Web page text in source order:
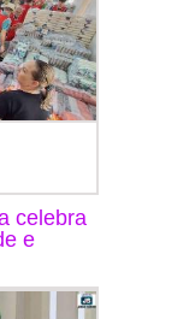
celebra
e